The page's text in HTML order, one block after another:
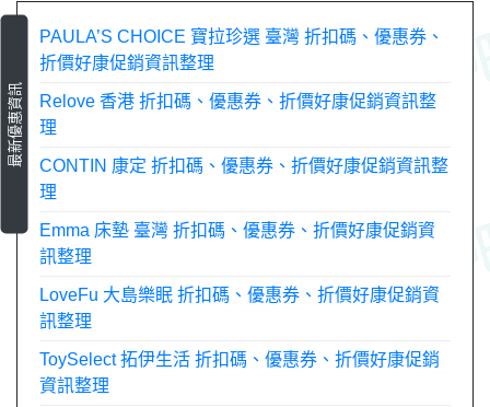
最新優惠資訊
PAULA’S CHOICE 寶拉珍選 臺灣 折扣碼、優惠券、
折價好康促銷資訊整理
Relove 香港 折扣碼、優惠券、折價好康促銷資訊整
理
CONTIN 康定 折扣碼、優惠券、折價好康促銷資訊整
理
Emma 床墊 臺灣 折扣碼、優惠券、折價好康促銷資
訊整理
LoveFu 大島樂眠 折扣碼、優惠券、折價好康促銷資
訊整理
ToySelect 拓伊生活 折扣碼、優惠券、折價好康促銷
資訊整理